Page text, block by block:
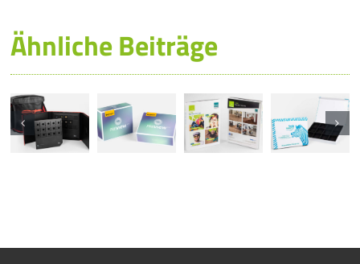
Ähnliche Beiträge